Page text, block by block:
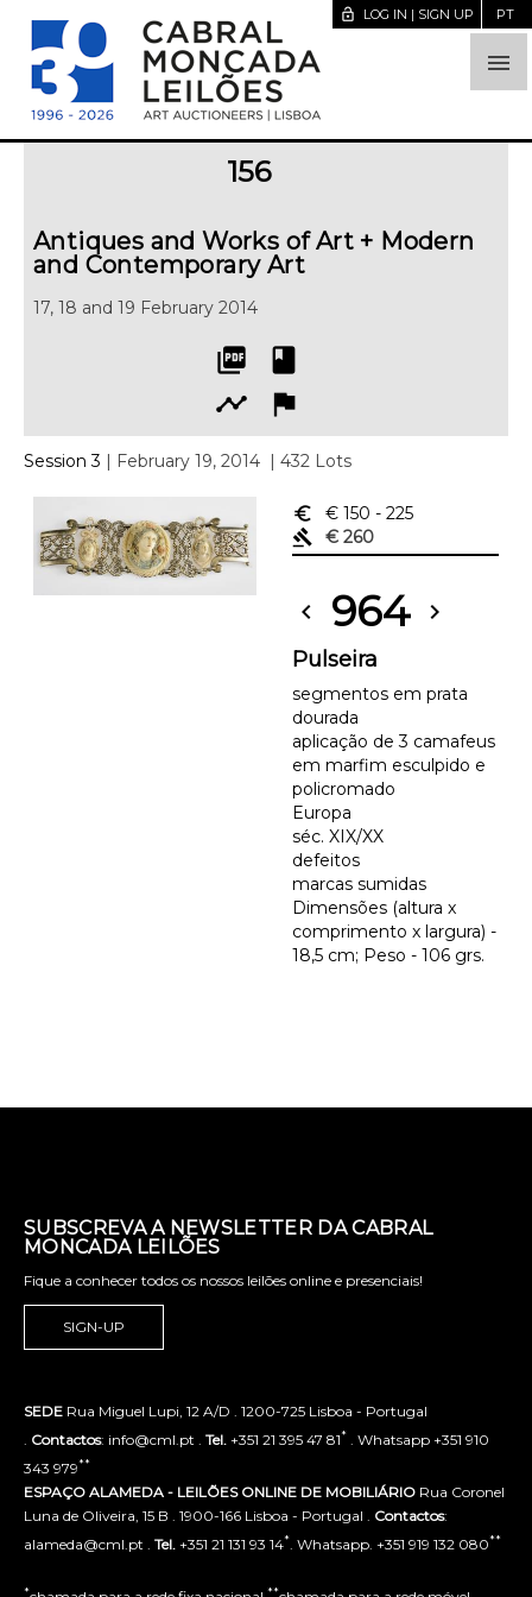

lock_open LOG IN | SIGN UP PT
156
Antiques and Works of Art + Modern
and Contemporary Art
17, 18 and 19 February 2014
picture_as_pdf
book
timeline
flag
Session 3 | February 19, 2014 | 432 Lots
euro_symbol € 150 - 225
gavel
€ 260
chevron_left 964 chevron_right
Pulseira
segmentos em prata
dourada
aplicação de 3 camafeus
em marfim esculpido e
policromado
Europa
séc. XIX/XX
defeitos
marcas sumidas
Dimensões (altura x
comprimento x largura) -
18,5 cm; Peso - 106 grs.
SUBSCREVA A NEWSLETTER DA CABRAL
MONCADA LEILÕES
Fique a conhecer todos os nossos leilões online e presenciais!
SIGN-UP
SEDE Rua Miguel Lupi, 12 A/D . 1200-725 Lisboa - Portugal
Contactos: info@cml.pt . Tel. +351 21 395 47 81* . Whatsapp +351 910
343 979**
ESPAÇO ALAMEDA - LEILÕES ONLINE DE MOBILIÁRIO Rua Coronel
Luna de Oliveira, 15 B . 1900-166 Lisboa - Portugal . Contactos:
alameda@cml.pt . Tel. +351 21 131 93 14* . Whatsapp. +351 919 132 080**
* **